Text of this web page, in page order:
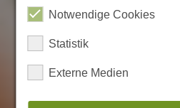
Notwendige Cookies
Statistik
Externe Medien